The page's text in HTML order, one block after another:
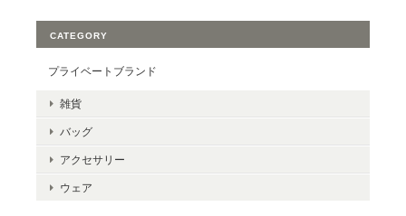
CATEGORY
プライベートブランド
雑貨
バッグ
アクセサリー
ウェア